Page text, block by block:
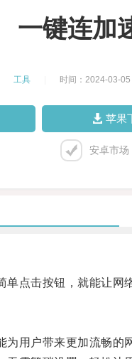
一键连加
工具 时间：2024-03-05
苹果
安卓市场
点击按钮，就能让网
用户带来更加流畅的网